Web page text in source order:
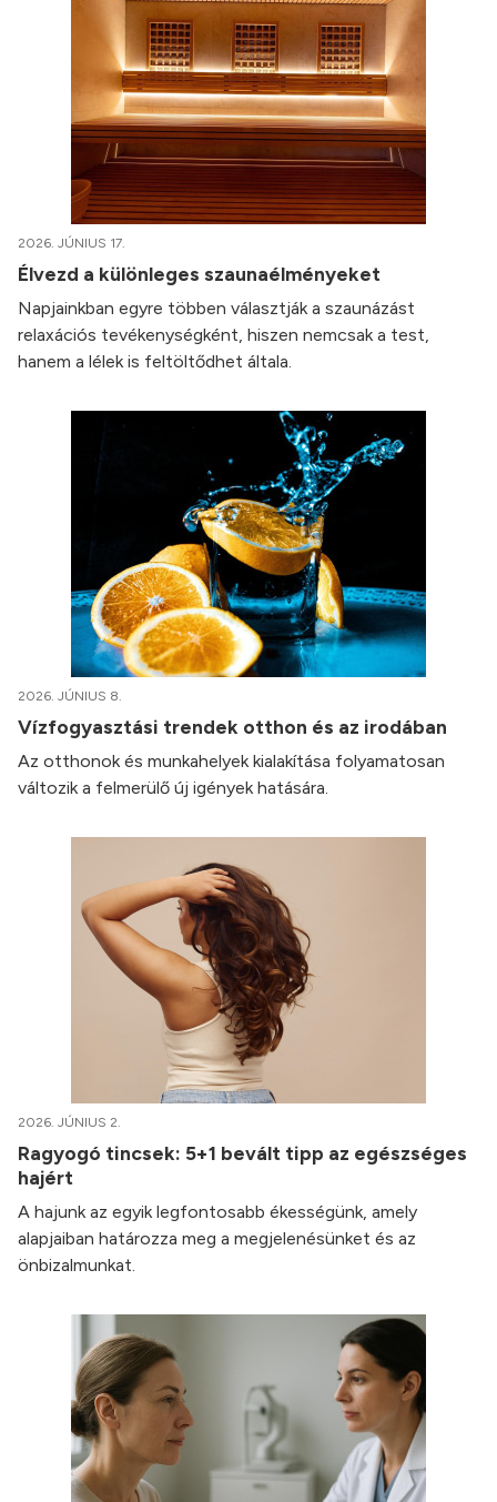
2026. JÚNIUS 17.
Élvezd a különleges szaunaélményeket
Napjainkban egyre többen választják a szaunázást
relaxációs tevékenységként, hiszen nemcsak a test,
hanem a lélek is feltöltődhet általa.
2026. JÚNIUS 8.
Vízfogyasztási trendek otthon és az irodában
Az otthonok és munkahelyek kialakítása folyamatosan
változik a felmerülő új igények hatására.
2026. JÚNIUS 2.
Ragyogó tincsek: 5+1 bevált tipp az egészséges
hajért
A hajunk az egyik legfontosabb ékességünk, amely
alapjaiban határozza meg a megjelenésünket és az
önbizalmunkat.